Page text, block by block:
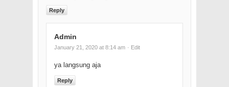
Reply
Admin
January 21, 2020 at 8:14 am · Edit
ya langsung aja
Reply